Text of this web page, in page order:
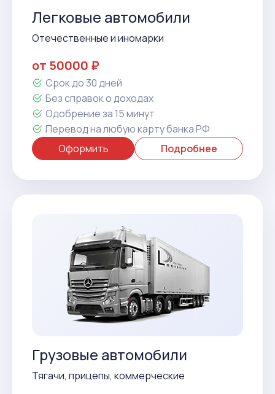
Легковые автомобили
Отечественные и иномарки
от 50000 ₽
Срок до 30 дней
Без справок о доходах
Одобрение за 15 минут
Перевод на любую карту банка РФ
Оформить
Подробнее
Грузовые автомобили
Тягачи, прицепы, коммерческие